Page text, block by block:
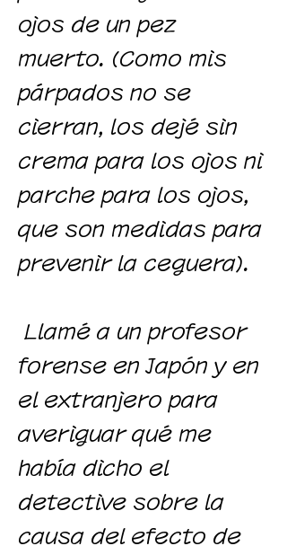
ojos de un pez
muerto. (Como mis
párpados no se
cierran, los dejé sin
crema para los ojos ni
parche para los ojos,
que son medidas para
prevenir la ceguera).
Llamé a un profesor
forense en Japón y en
el extranjero para
averiguar qué me
había dicho el
detective sobre la
causa del efecto de